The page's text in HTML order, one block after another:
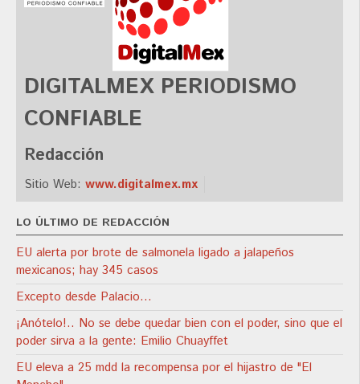
DIGITALMEX PERIODISMO
CONFIABLE
Redacción
Sitio Web: www.digitalmex.mx
LO ÚLTIMO DE REDACCIÓN
EU alerta por brote de salmonela ligado a jalapeños
mexicanos; hay 345 casos
Excepto desde Palacio…
¡Anótelo!.. No se debe quedar bien con el poder, sino que el
poder sirva a la gente: Emilio Chuayffet
EU eleva a 25 mdd la recompensa por el hijastro de "El